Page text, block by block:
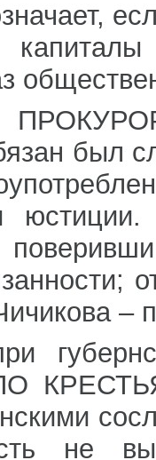
был
–
не